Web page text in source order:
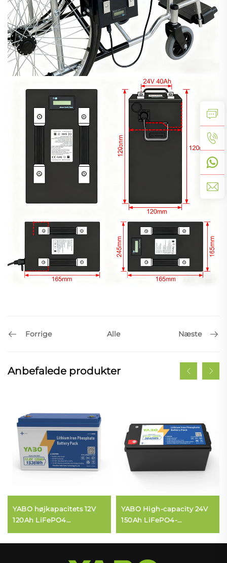
Forrige Alle Næste
Anbefalede produkter
YABO højkapacitets 12V
120Ah LiFePO4
lithium-jernfosfatbatteri
YABO High-capacity 24V
150Ah LiFePO4-
Reservebatteri til